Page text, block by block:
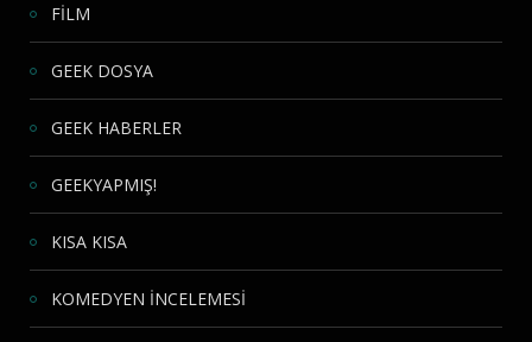
FİLM
GEEK DOSYA
GEEK HABERLER
GEEKYAPMIŞ!
KISA KISA
KOMEDYEN İNCELEMESİ